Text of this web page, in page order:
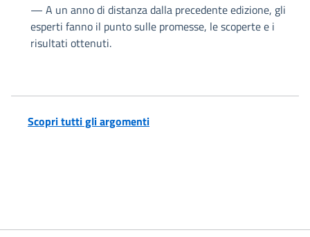
— A un anno di distanza dalla precedente edizione, gli
esperti fanno il punto sulle promesse, le scoperte e i
risultati ottenuti.
Scopri tutti gli argomenti